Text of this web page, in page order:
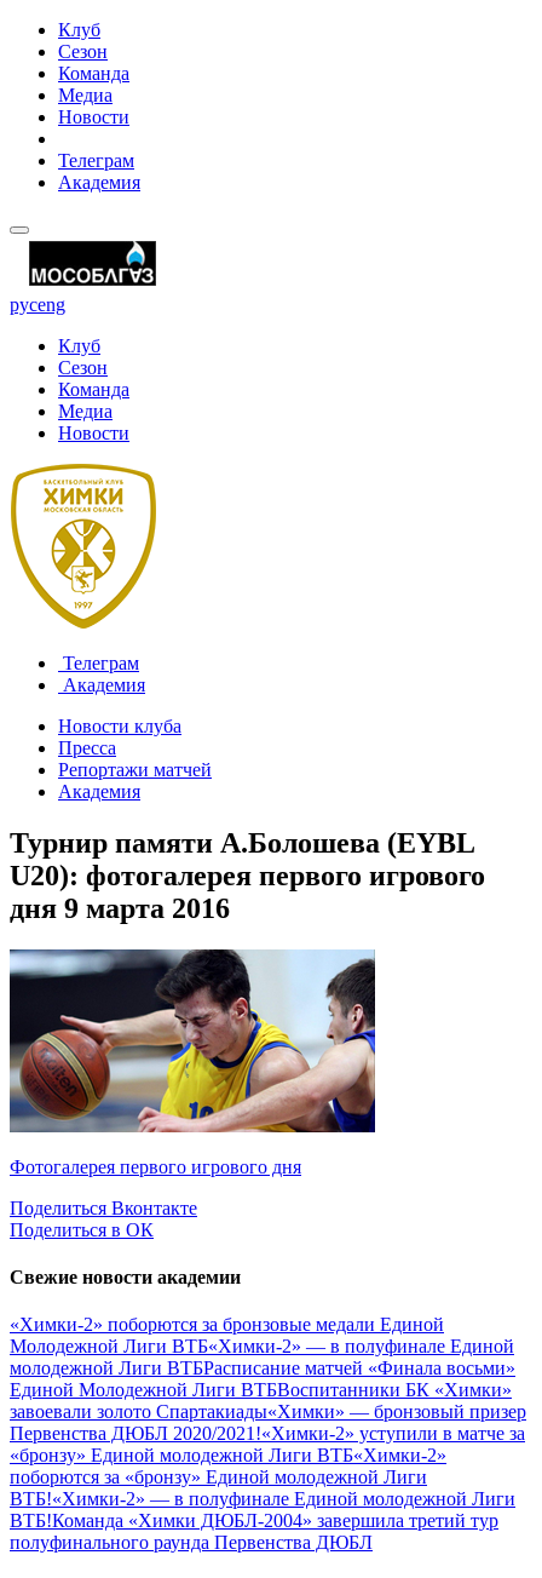
Клуб
Сезон
Команда
Медиа
Новости
Телеграм
Академия
русeng
Клуб
Сезон
Команда
Медиа
Новости
Телеграм
Академия
Новости клуба
Пресса
Репортажи матчей
Академия
Турнир памяти А.Болошева (EYBL
U20): фотогалерея первого игрового
дня 9 марта 2016
Фотогалерея первого игрового дня
Поделиться Вконтакте
Поделиться в ОК
Свежие новости академии
«Химки-2» поборются за бронзовые медали Единой
Молодежной Лиги ВТБ«Химки-2» — в полуфинале Единой
молодежной Лиги ВТБРасписание матчей «Финала восьми»
Единой Молодежной Лиги ВТБВоспитанники БК «Химки»
завоевали золото Спартакиады«Химки» — бронзовый призер
Первенства ДЮБЛ 2020/2021!«Химки-2» уступили в матче за
«бронзу» Единой молодежной Лиги ВТБ«Химки-2»
поборются за «бронзу» Единой молодежной Лиги
ВТБ!«Химки-2» — в полуфинале Единой молодежной Лиги
ВТБ!Команда «Химки ДЮБЛ-2004» завершила третий тур
полуфинального раунда Первенства ДЮБЛ